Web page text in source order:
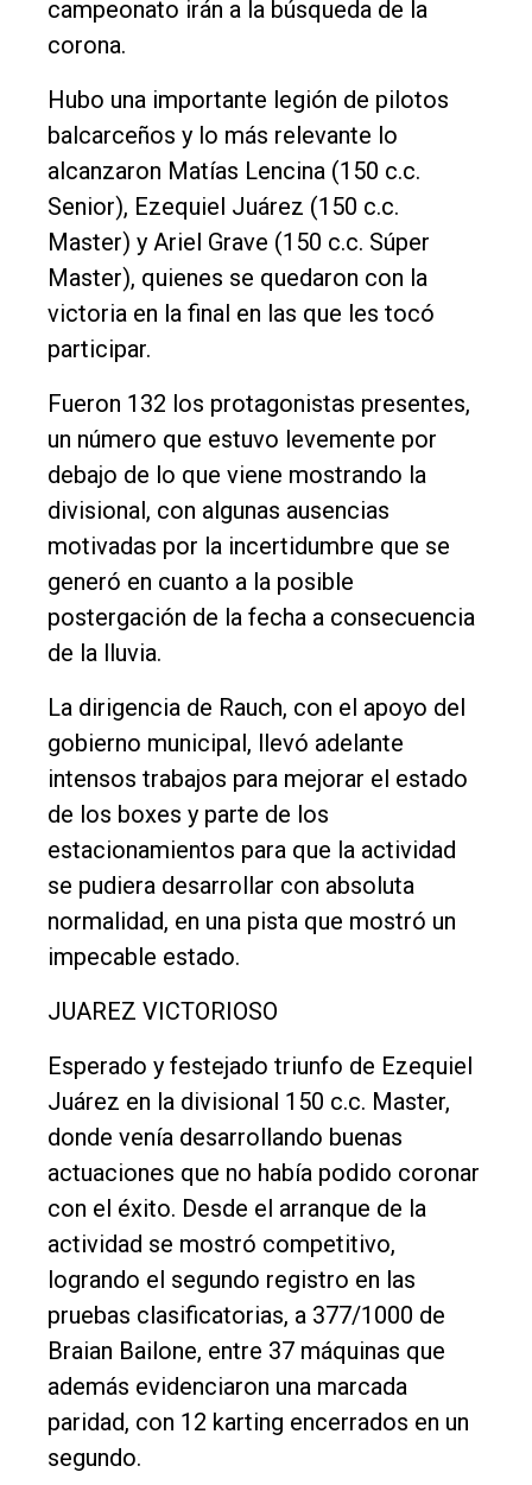
El
único
DIARIO
Balcarce
Inicio
Tendencia
Int.
General
Política
Cultura
Entrevistas
Rural
Deportes
Fúnebres
Edición
Empresa
Nosotros
Contacto
campeonato irán a la búsqueda de la
corona.
Hubo una importante legión de pilotos
balcarceños y lo más relevante lo
alcanzaron Matías Lencina (150 c.c.
Senior), Ezequiel Juárez (150 c.c.
Master) y Ariel Grave (150 c.c. Súper
Master), quienes se quedaron con la
victoria en la final en las que les tocó
participar.
Fueron 132 los protagonistas presentes,
un número que estuvo levemente por
debajo de lo que viene mostrando la
divisional, con algunas ausencias
motivadas por la incertidumbre que se
generó en cuanto a la posible
postergación de la fecha a consecuencia
de la lluvia.
La dirigencia de Rauch, con el apoyo del
gobierno municipal, llevó adelante
intensos trabajos para mejorar el estado
de los boxes y parte de los
estacionamientos para que la actividad
se pudiera desarrollar con absoluta
normalidad, en una pista que mostró un
impecable estado.
JUAREZ VICTORIOSO
Esperado y festejado triunfo de Ezequiel
Juárez en la divisional 150 c.c. Master,
donde venía desarrollando buenas
actuaciones que no había podido coronar
con el éxito. Desde el arranque de la
actividad se mostró competitivo,
logrando el segundo registro en las
pruebas clasificatorias, a 377/1000 de
Braian Bailone, entre 37 máquinas que
además evidenciaron una marcada
paridad, con 12 karting encerrados en un
segundo.